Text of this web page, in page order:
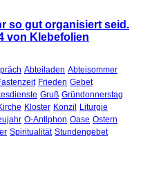
so gut organisiert seid.
von Klebefolien
Abteiladen Abteisommer
Frieden Gebet
Gruß Gründonnerstag
Kloster Konzil
Liturgie
O-Antiphon Oase Ostern
Spiritualität Stundengebet